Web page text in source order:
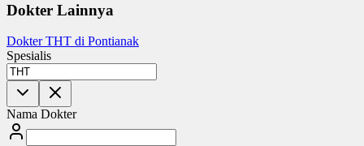
Dokter Lainnya
Dokter THT di Pontianak
Spesialis
Nama Dokter